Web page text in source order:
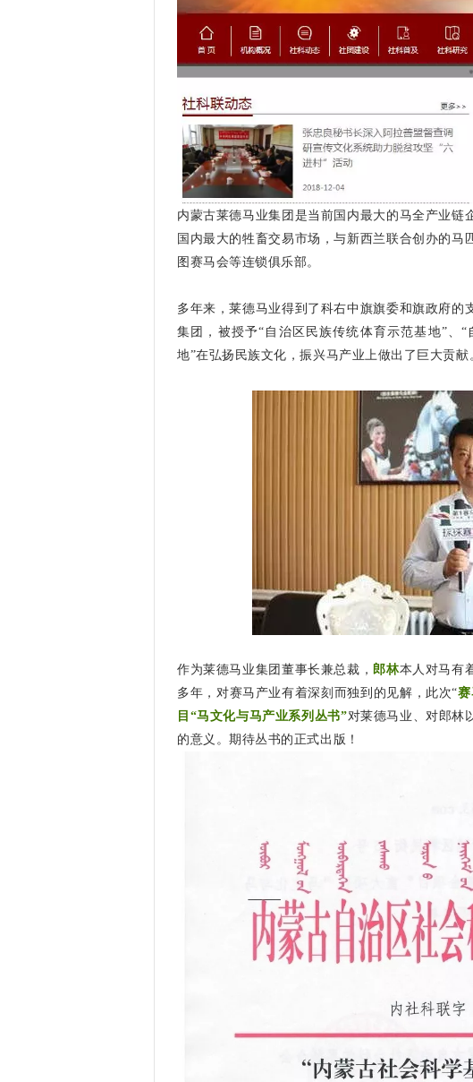
内蒙古莱德马业集团是当前国内最大的马全产业链
国内最大的牲畜交易市场，与新西兰联合创办的
图赛马会等连锁俱乐部。
多年来，莱德马业得到了科右中旗旗委和旗政府
集团，被授予“自治区民族传统体育示范基地”、
地”在弘扬民族文化，振兴马产业上做出了巨大贡献
作为莱德马业集团董事长兼总裁，郎林本人对马有
多年，对赛马产业有着深刻而独到的见解，此次“赛
目“马文化与马产业系列丛书”对莱德马业、对郎林
的意义。期待丛书的正式出版！